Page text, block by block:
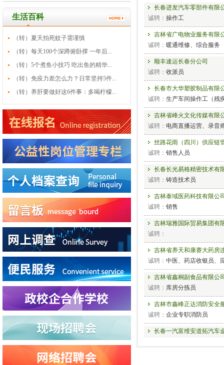
生活百科
（转）夏天拍死蚊子需谨慎
（转）每天100个深蹲俯卧撑 一年后...
（转）5个煮鱼小技巧 吃出鱼的精华...
（转）免疫力差怎么力？日常坚持5件...
（转）养肝要做好这6件事：多喝柠檬...
长春进发汽车零部件有限
诚聘：
操作工
吉林省广电物业服务有限
诚聘： 暖通维修、综合服务
顺丰速运长春分公司
诚聘： 收派员
长春市大华塑胶制品有限
诚聘：
生产车间操作工（残
吉林省峰火文化传媒有限
诚聘： 电商直播运营、录音
丝路花雨（四川）供应链
诚聘： 销售人员
长春长光易格精密技术有
诚聘： 铸造技术员
吉林泰域医药科技有限公
诚聘： 销售
吉林瑞雅国际贸易集团有
诚聘：
吉林省养天和康赛大药房
诚聘： 中医、药店收银员、
吉林省鑫桐副食品有限公
诚聘： 库房分拣员
吉林市鑫峰正达消防安全
诚聘：
企业专职消防员
长春一汽富维安道拓汽车